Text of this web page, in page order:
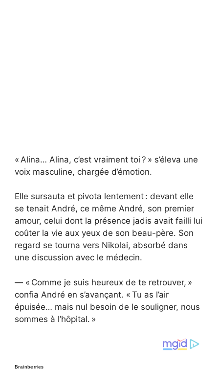
« Alina… Alina, c’est vraiment toi ? » s’éleva une
voix masculine, chargée d’émotion.
Elle sursauta et pivota lentement : devant elle
se tenait André, ce même André, son premier
amour, celui dont la présence jadis avait failli lui
coûter la vie aux yeux de son beau-père. Son
regard se tourna vers Nikolai, absorbé dans
une discussion avec le médecin.
— « Comme je suis heureux de te retrouver, »
confia André en s’avançant. « Tu as l’air
épuisée… mais nul besoin de le souligner, nous
sommes à l’hôpital. »